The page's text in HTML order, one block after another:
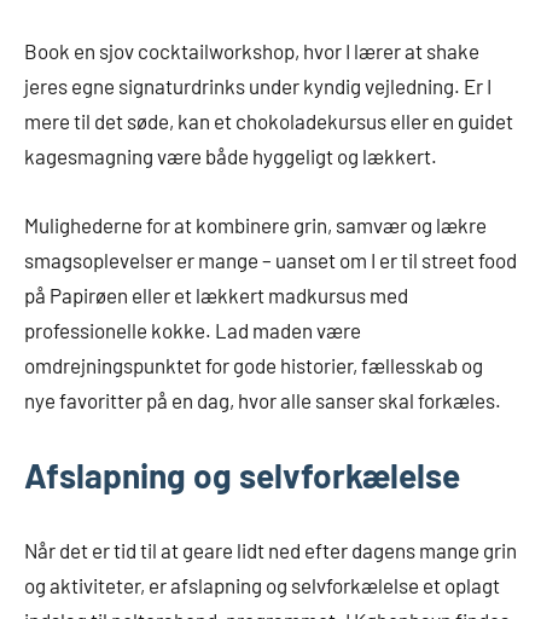
Book en sjov cocktailworkshop, hvor I lærer at shake
jeres egne signaturdrinks under kyndig vejledning. Er I
mere til det søde, kan et chokoladekursus eller en guidet
kagesmagning være både hyggeligt og lækkert.
Mulighederne for at kombinere grin, samvær og lækre
smagsoplevelser er mange – uanset om I er til street food
på Papirøen eller et lækkert madkursus med
professionelle kokke. Lad maden være
omdrejningspunktet for gode historier, fællesskab og
nye favoritter på en dag, hvor alle sanser skal forkæles.
Afslapning og selvforkælelse
Når det er tid til at geare lidt ned efter dagens mange grin
og aktiviteter, er afslapning og selvforkælelse et oplagt